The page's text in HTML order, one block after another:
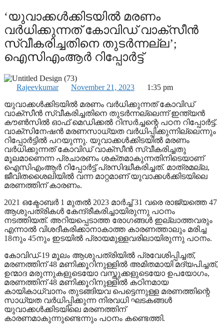
‘യുവാക്കൾക്കിടയിൽ മരണം
വർധിക്കുന്നത് കോവിഡ് വാക്സീൻ
സ്വീകരിച്ചതിനെ തുടർന്നല്ല’;
ഐസിഎംആർ റിപ്പോർട്ട്
Rajeevkumar November 21, 2023
1:35 pm
യുവാക്കൾക്കിടയിൽ മരണം വർധിക്കുന്നത് കോവിഡ്
വാക്സീൻ സ്വീകരിച്ചതിനെ തുടർന്നല്ലെന്ന് ഇന്ത്യൻ
കൗൺസിൽ ഓഫ് മെ‍ഡിക്കൽ റിസർച്ചന്റെ പഠന റിപ്പോർട്ട്.
വാക്‌സിനേഷൻ മരണസാധ്യത വർധിപ്പിക്കുന്നില്ലെന്നും
റിപ്പോർട്ടിൽ പറയുന്നു. യുവാക്കൾക്കിടയിൽ മരണം
വർധിക്കുന്നത് കോവിഡ് വാക്സീൻ സ്വീകരിച്ചതു
മൂലമാണെന്ന പ്രചാരണം ശക്തമാകുന്നതിനിടെയാണ്
ഐസിഎംആർ റിപ്പോർട്ട് പ്രസിദ്ധീകരിച്ചത്. മാത്രമല്ല,
ജീവിതശൈലിയിൽ വന്ന മാറ്റമാണ് യുവാക്കൾക്കിടയിലെ
മരണത്തിന് കാരണം.
2021 ഒക്ടോബർ 1 മുതൽ 2023 മാർച്ച് 31 വരെ രാജ്യത്തെ 47
ആശുപത്രികൾ കേന്ദ്രീകരിച്ചായിരുന്നു പഠനം
നടത്തിയത്. അറിയപ്പെടാത്ത രോഗങ്ങൾ ഇല്ലാത്തവരും
എന്നാൽ വിശദീകരിക്കാനാകാത്ത കാരണത്താലും മരിച്ച
18നും 45നും ഇടയിൽ പ്രായമുള്ളവരിലായിരുന്നു പഠനം.
കോവിഡ്-19 മൂലം ആശുപത്രിയിൽ പ്രവേശിപ്പിച്ചത്,
മരണത്തിന് 48 മണിക്കൂറിനുള്ളിൽ അമിതമായി മദ്യപിച്ചത്,
ഉന്മാദ മരുന്നുകളുടെയോ വസ്തുക്കളുടെയോ ഉപയോഗം,
മരണത്തിന് 48 മണിക്കൂറിനുള്ളിൽ കഠിനമായ
കായികാധ്വാനം തുടങ്ങിയവ പെട്ടെന്നുള്ള മരണത്തിന്റെ
സാധ്യത വർധിപ്പിക്കുന്ന നിരവധി ഘടകങ്ങൾ
യുവാക്കൾക്കിടയിലെ മരണത്തിന്
കാരണമാകുന്നുണ്ടെന്നും പഠനം കണ്ടെത്തി.